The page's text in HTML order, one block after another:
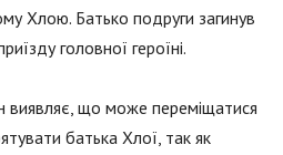
Хлою. Батько подруги загинув
головної героїні.
виявляє, що може переміщатися
батька Хлої, так як